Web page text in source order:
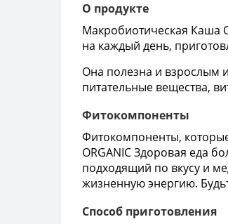
О продукте
Макробиотическая Каша
на каждый день,
Она полезна и взрослым
питательные вещества,
Фитокомпоненты
Фитокомпоненты,
ORGANIC Здоровая еда
подходящий по вкусу и
жизненную энергию.
Способ приготовления